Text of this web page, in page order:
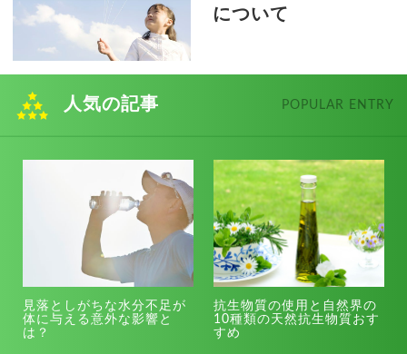
について
人気の記事 POPULAR ENTRY
見落としがちな水分不足が
体に与える意外な影響と
は？
抗生物質の使用と自然界の
10種類の天然抗生物質おす
すめ